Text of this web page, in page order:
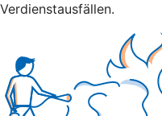
Verdienstausfällen.